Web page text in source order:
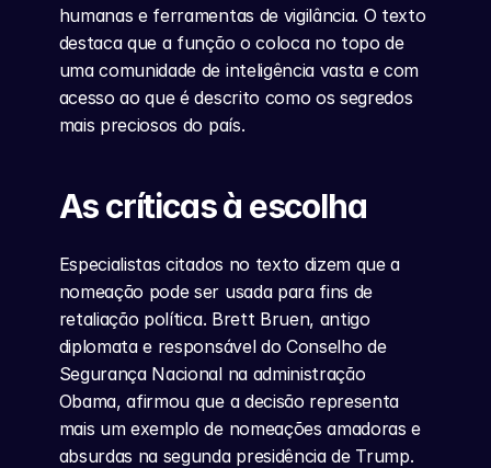
humanas e ferramentas de vigilância. O texto
destaca que a função o coloca no topo de
uma comunidade de inteligência vasta e com
acesso ao que é descrito como os segredos
mais preciosos do país.
As críticas à escolha
Especialistas citados no texto dizem que a
nomeação pode ser usada para fins de
retaliação política. Brett Bruen, antigo
diplomata e responsável do Conselho de
Segurança Nacional na administração
Obama, afirmou que a decisão representa
mais um exemplo de nomeações amadoras e
absurdas na segunda presidência de Trump.